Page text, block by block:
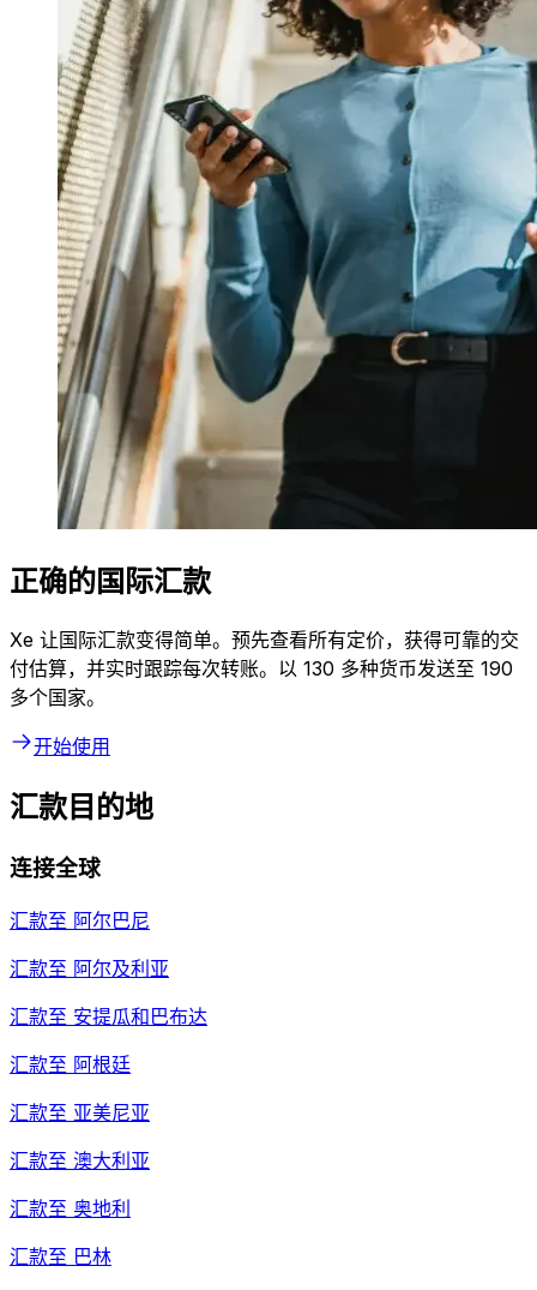
正确的国际汇款
Xe 让国际汇款变得简单。预先查看所有定价，获得可靠的交
付估算，并实时跟踪每次转账。以 130 多种货币发送至 190
多个国家。
开始使用
汇款目的地
连接全球
汇款至 阿尔巴尼
汇款至 阿尔及利亚
汇款至 安提瓜和巴布达
汇款至 阿根廷
汇款至 亚美尼亚
汇款至 澳大利亚
汇款至 奥地利
汇款至 巴林